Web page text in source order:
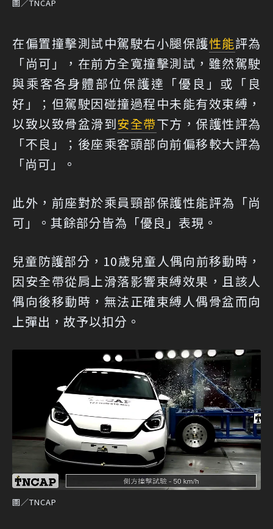
圖／TNCAP
在偏置撞擊測試中駕駛右小腿保護性能評為
「尚可」，在前方全寬撞擊測試，雖然駕駛
與乘客各身體部位保護達「優良」或「良
好」；但駕駛因碰撞過程中未能有效束縛，
以致以致骨盆滑到安全帶下方，保護性評為
「不良」；後座乘客頭部向前偏移較大評為
「尚可」。
此外，前座對於乘員頸部保護性能評為「尚
可」。其餘部分皆為「優良」表現。
兒童防護部分，10歲兒童人偶向前移動時，
因安全帶從肩上滑落影響束縛效果，且該人
偶向後移動時，無法正確束縛人偶骨盆而向
上彈出，故予以扣分。
圖／TNCAP